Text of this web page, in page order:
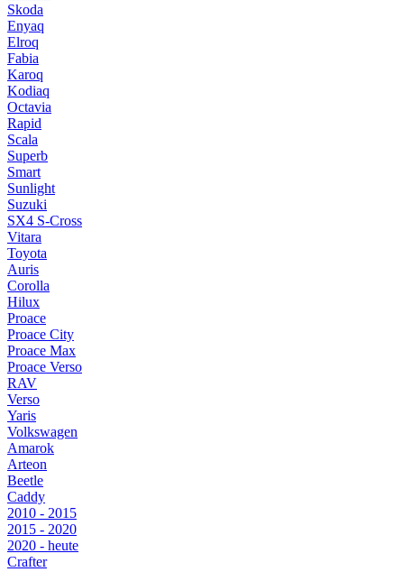
Skoda
Enyaq
Elroq
Fabia
Karoq
Kodiaq
Octavia
Rapid
Scala
Superb
Smart
Sunlight
Suzuki
SX4 S-Cross
Vitara
Toyota
Auris
Corolla
Hilux
Proace
Proace City
Proace Max
Proace Verso
RAV
Verso
Yaris
Volkswagen
Amarok
Arteon
Beetle
Caddy
2010 - 2015
2015 - 2020
2020 - heute
Crafter